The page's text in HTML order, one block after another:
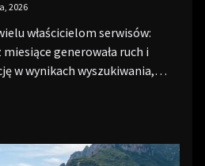
2026
właścicielom serwisów:
generowała ruch i
w wynikach wyszukiwania,